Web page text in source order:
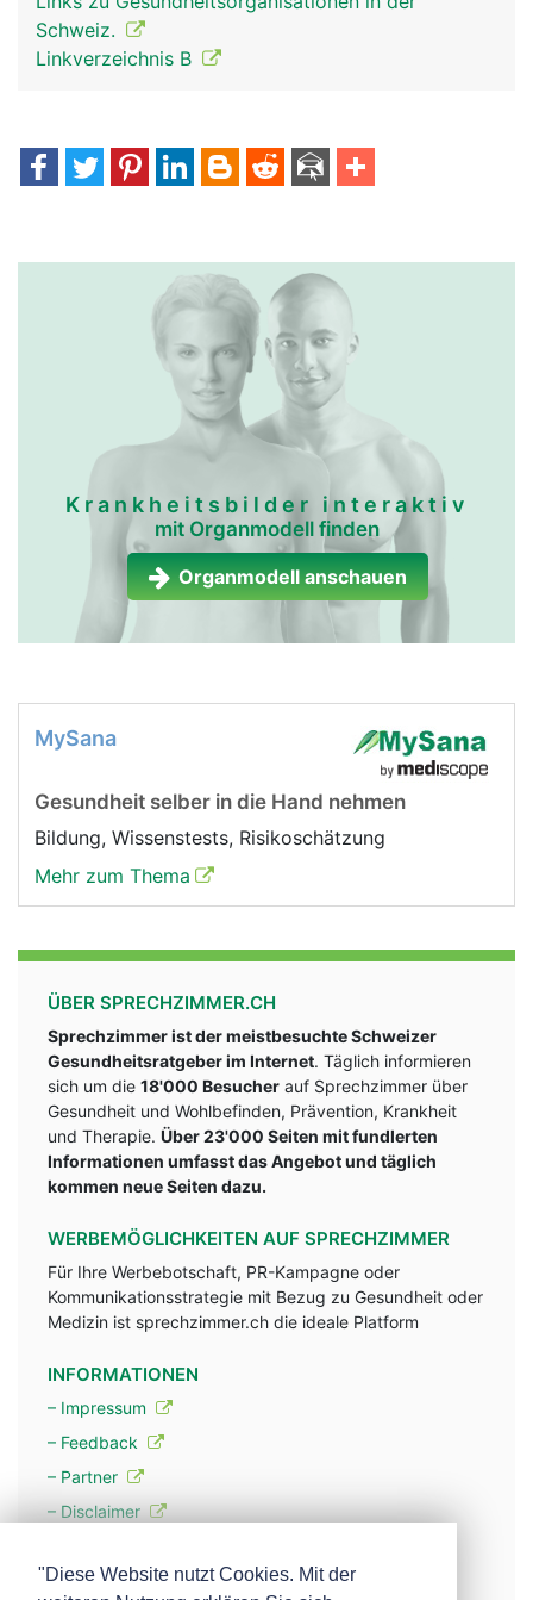
Schweiz.
Linkverzeichnis B
Krankheitsbilder interaktiv
mit Organmodell finden
Organmodell anschauen
MySana
Gesundheit selber in die Hand nehmen
Bildung, Wissenstests, Risikoschätzung
Mehr zum Thema
ÜBER SPRECHZIMMER.CH
Sprechzimmer ist der meistbesuchte Schweizer
Gesundheitsratgeber im Internet. Täglich informieren
sich um die 18'000 Besucher auf Sprechzimmer über
Gesundheit und Wohlbefinden, Prävention, Krankheit
und Therapie. Über 23'000 Seiten mit fundlerten
Informationen umfasst das Angebot und täglich
kommen neue Seiten dazu.
WERBEMÖGLICHKEITEN AUF SPRECHZIMMER
Für Ihre Werbebotschaft, PR-Kampagne oder
Kommunikationsstrategie mit Bezug zu Gesundheit oder
Medizin ist sprechzimmer.ch die ideale Platform
INFORMATIONEN
– Impressum
– Feedback
– Partner
– Disclaimer
"Diese Website nutzt Cookies. Mit der